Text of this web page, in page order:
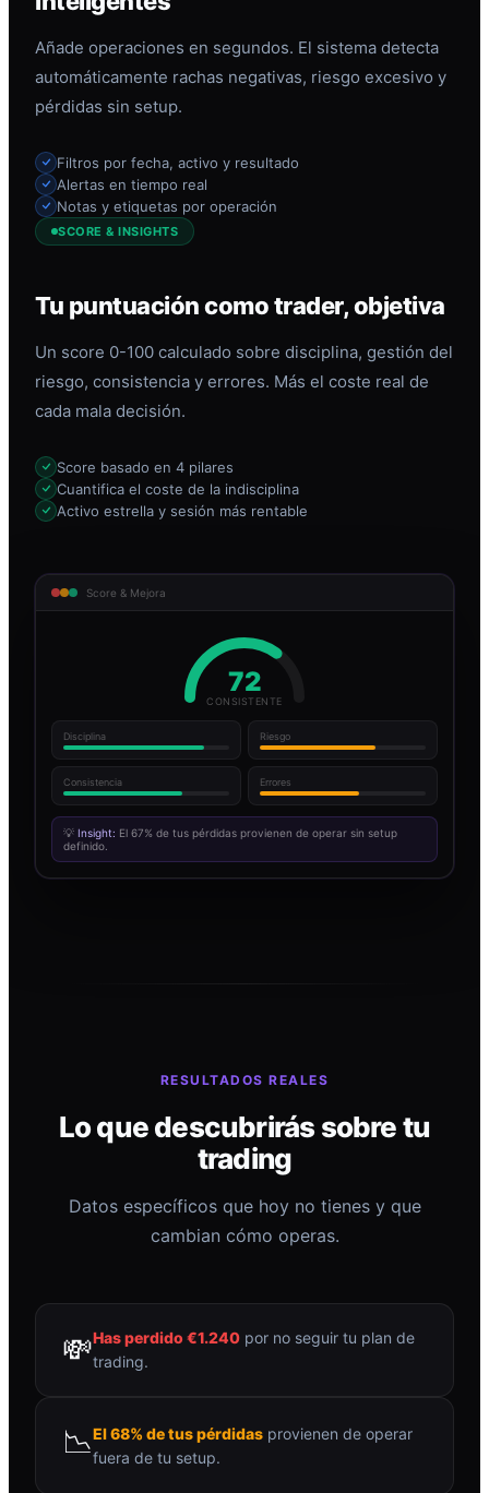
Añade operaciones en segundos. El sistema detecta
automáticamente rachas negativas, riesgo excesivo y
pérdidas sin setup.
Filtros por fecha, activo y resultado
Alertas en tiempo real
Notas y etiquetas por operación
SCORE & INSIGHTS
Tu puntuación como trader, objetiva
Un score 0-100 calculado sobre disciplina, gestión del
riesgo, consistencia y errores. Más el coste real de
cada mala decisión.
Score basado en 4 pilares
Cuantifica el coste de la indisciplina
Activo estrella y sesión más rentable
Score & Mejora
72
CONSISTENTE
Disciplina Riesgo
Consistencia Errores
💡 Insight: El 67% de tus pérdidas provienen de operar sin setup
definido.
RESULTADOS REALES
Lo que descubrirás sobre tu
trading
Datos específicos que hoy no tienes y que
cambian cómo operas.
💸Has perdido €1.240 por no seguir tu plan de
trading.
📉El 68% de tus pérdidas provienen de operar
fuera de tu setup.